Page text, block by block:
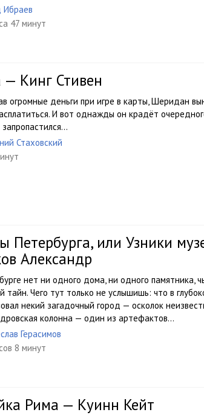
47 минут
— Кинг Стивен
огромные деньги при игре в карты, Шеридан
И вот однажды он крадёт
Стаховский
Петербурга, или Узники
Александр
нет ни одного дома, ни одного памятника,
тайн. Чего тут только не услышишь: что в
некий загадочный город — осколок
колонна — один из артефактов...
Герасимов
8 минут
Рима — Куинн Кейт